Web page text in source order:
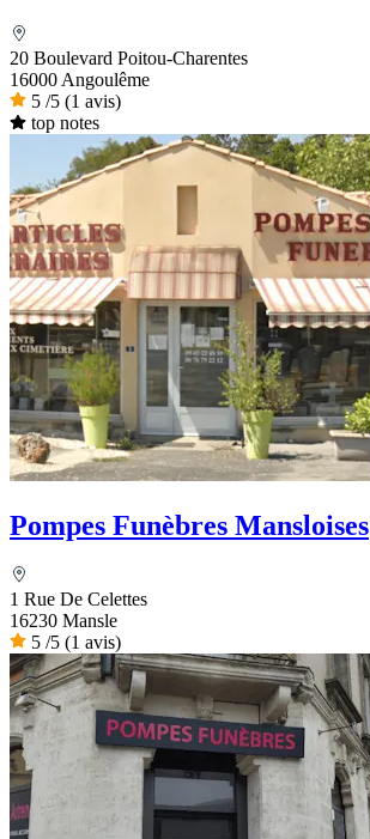
20 Boulevard Poitou-Charentes
16000 Angoulême
5 /5 (1 avis)
top notes
Pompes Funèbres Mansloises
1 Rue De Celettes
16230 Mansle
5 /5 (1 avis)